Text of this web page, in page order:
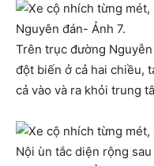
Trên trục đường
đột biến ở cả hai chiều,
cả vào và ra khỏi trung